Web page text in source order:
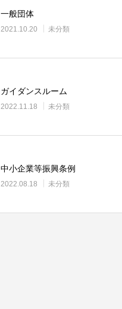
一般団体
2021.10.20 未分類
ガイダンスルーム
2022.11.18 未分類
中小企業等振興条例
2022.08.18 未分類